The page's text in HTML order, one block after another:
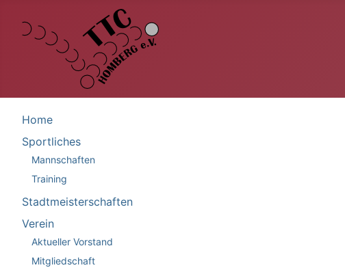
Home
Sportliches
Mannschaften
Training
Stadtmeisterschaften
Verein
Aktueller Vorstand
Mitgliedschaft